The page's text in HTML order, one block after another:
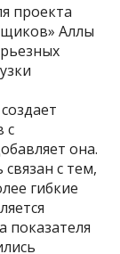
проекта
Аллы
с
она.
с тем,
гибкие
показателя